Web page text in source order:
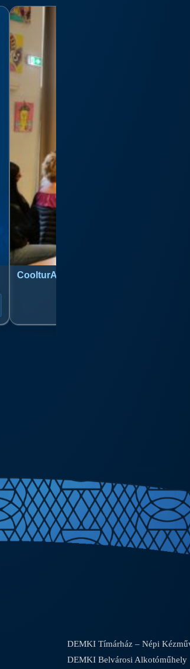
CoolturArt™ Licit-Day™ művészeti
DEMKI Tímárház – Népi
DEMKI Belvárosi Alkotóműhely